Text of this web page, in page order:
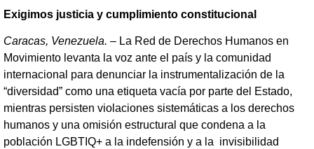
Exigimos justicia y cumplimiento constitucional
Caracas, Venezuela. – La Red de Derechos Humanos en
Movimiento levanta la voz ante el país y la comunidad
internacional para denunciar la instrumentalización de la
“diversidad” como una etiqueta vacía por parte del Estado,
mientras persisten violaciones sistemáticas a los derechos
humanos y una omisión estructural que condena a la
población LGBTIQ+ a la indefensión y a la invisibilidad